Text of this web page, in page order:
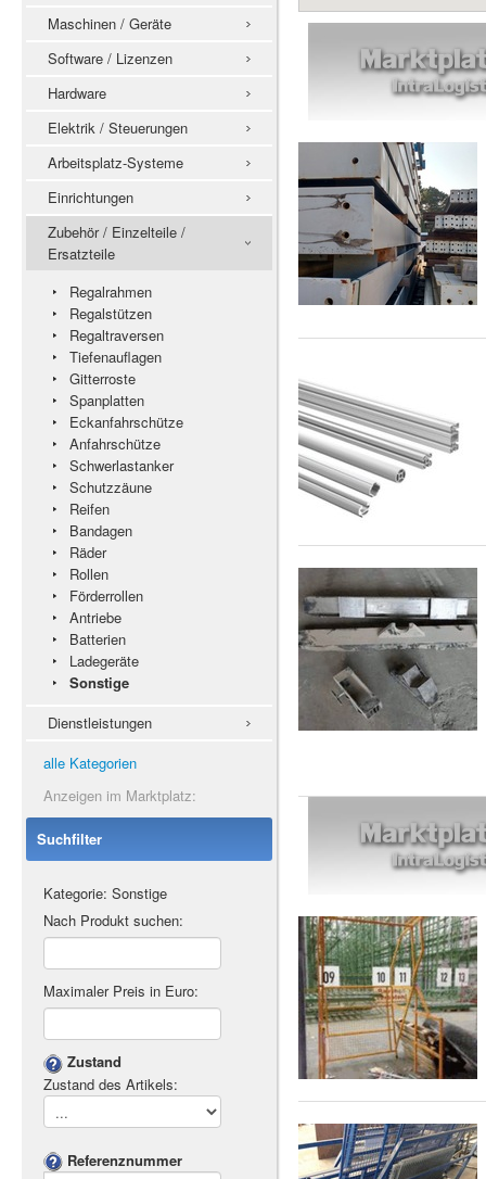
Maschinen / Geräte
Software / Lizenzen
Hardware
Elektrik / Steuerungen
Arbeitsplatz-Systeme
Einrichtungen
Zubehör / Einzelteile /
Ersatzteile
Regalrahmen
Regalstützen
Regaltraversen
Tiefenauflagen
Gitterroste
Spanplatten
Eckanfahrschütze
Anfahrschütze
Schwerlastanker
Schutzzäune
Reifen
Bandagen
Räder
Rollen
Förderrollen
Antriebe
Batterien
Ladegeräte
Sonstige
Dienstleistungen
alle Kategorien
Anzeigen im Marktplatz:
Suchfilter
Kategorie: Sonstige
Nach Produkt suchen:
Maximaler Preis in Euro:
Zustand
Zustand des Artikels:
Referenznummer